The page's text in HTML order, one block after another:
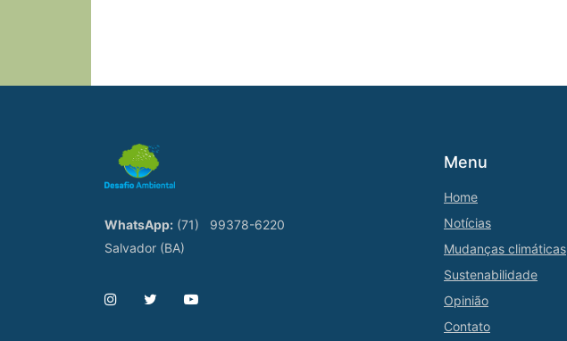
WhatsApp: (71)
99378-6220
Salvador (BA)
Menu
Home
Notícias
Mudanças climáticas
Sustenabilidade
Opinião
Contato